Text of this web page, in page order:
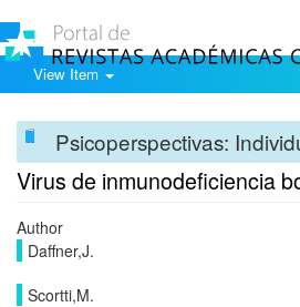
View Item
Psicoperspectivas:
Virus de inmunodeficiencia
Author
Daffner,J.
Scortti,M.